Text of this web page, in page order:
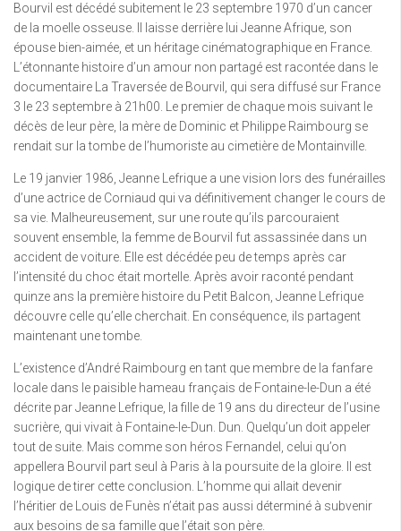
Bourvil est décédé subitement le 23 septembre 1970 d’un cancer
de la moelle osseuse. Il laisse derrière lui Jeanne Afrique, son
épouse bien-aimée, et un héritage cinématographique en France.
L’étonnante histoire d’un amour non partagé est racontée dans le
documentaire La Traversée de Bourvil, qui sera diffusé sur France
3 le 23 septembre à 21h00. Le premier de chaque mois suivant le
décès de leur père, la mère de Dominic et Philippe Raimbourg se
rendait sur la tombe de l’humoriste au cimetière de Montainville.
Le 19 janvier 1986, Jeanne Lefrique a une vision lors des funérailles
d’une actrice de Corniaud qui va définitivement changer le cours de
sa vie. Malheureusement, sur une route qu’ils parcouraient
souvent ensemble, la femme de Bourvil fut assassinée dans un
accident de voiture. Elle est décédée peu de temps après car
l’intensité du choc était mortelle. Après avoir raconté pendant
quinze ans la première histoire du Petit Balcon, Jeanne Lefrique
découvre celle qu’elle cherchait. En conséquence, ils partagent
maintenant une tombe.
L’existence d’André Raimbourg en tant que membre de la fanfare
locale dans le paisible hameau français de Fontaine-le-Dun a été
décrite par Jeanne Lefrique, la fille de 19 ans du directeur de l’usine
sucrière, qui vivait à Fontaine-le-Dun. Dun. Quelqu’un doit appeler
tout de suite. Mais comme son héros Fernandel, celui qu’on
appellera Bourvil part seul à Paris à la poursuite de la gloire. Il est
logique de tirer cette conclusion. L’homme qui allait devenir
l’héritier de Louis de Funès n’était pas aussi déterminé à subvenir
aux besoins de sa famille que l’était son père.